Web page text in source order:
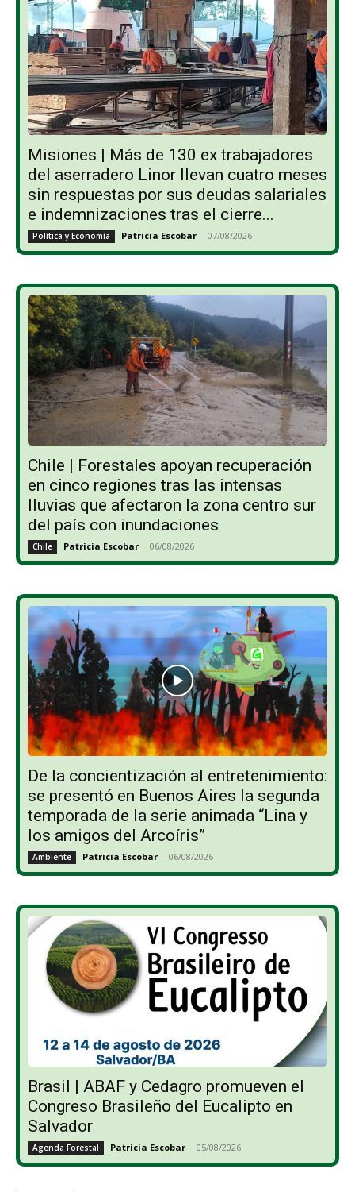
Misiones | Más de 130 ex trabajadores
del aserradero Linor llevan cuatro meses
sin respuestas por sus deudas salariales
e indemnizaciones tras el cierre...
Política y Economía Patricia Escobar - 07/08/2026
Chile | Forestales apoyan recuperación
en cinco regiones tras las intensas
lluvias que afectaron la zona centro sur
del país con inundaciones
Chile Patricia Escobar - 06/08/2026
De la concientización al entretenimiento:
se presentó en Buenos Aires la segunda
temporada de la serie animada “Lina y
los amigos del Arcoíris”
Ambiente Patricia Escobar - 06/08/2026
Brasil | ABAF y Cedagro promueven el
Congreso Brasileño del Eucalipto en
Salvador
Agenda Forestal Patricia Escobar - 05/08/2026